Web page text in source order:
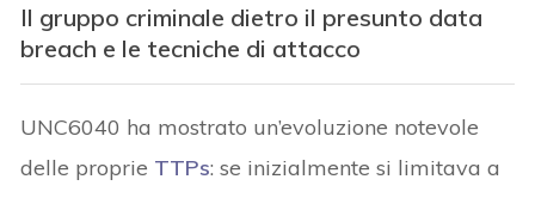
Il gruppo criminale dietro il presunto data
breach e le tecniche di attacco
UNC6040 ha mostrato un’evoluzione notevole
delle proprie TTPs: se inizialmente si limitava a